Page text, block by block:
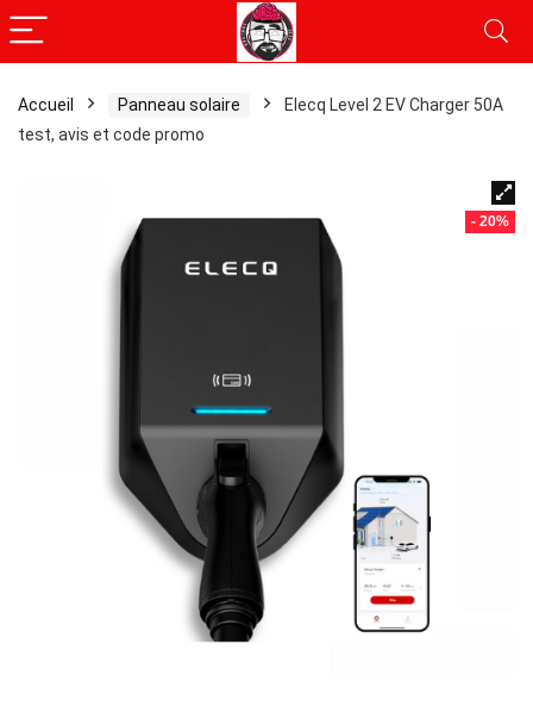
Accueil Panneau solaire
Elecq Level 2 EV Charger 50A
test, avis et code promo
- 20%